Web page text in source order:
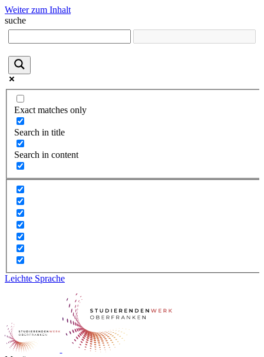
Weiter zum Inhalt
suche
Exact matches only
Search in title
Search in content
Leichte Sprache